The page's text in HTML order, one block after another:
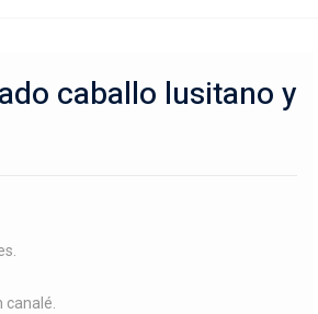
caballo lusitano y
canalé.